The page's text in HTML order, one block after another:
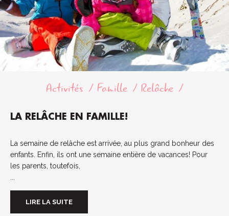
Activités Famille Relâche
LA RELÂCHE EN FAMILLE!
La semaine de relâche est arrivée, au plus grand bonheur des
enfants. Enfin, ils ont une semaine entière de vacances! Pour
les parents, toutefois,
LIRE LA SUITE